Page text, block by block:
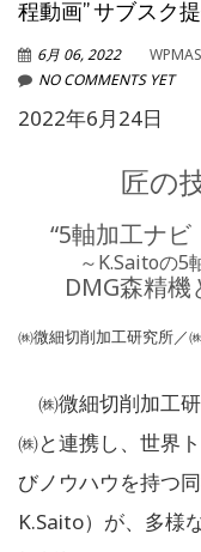
程動画” サブスク
6月 06, 2022
NO COMMENTS YET
2022年6月24日
匠の
“5軸加工ナビ
～K.Saitoの5
DMG森精
㈱微細切削加工研究所／
㈱微細切削加工
㈱と連携し、世界
びノウハウを持つ
K.Saito）が、多様